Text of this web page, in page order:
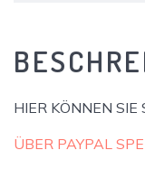
HIER KÖNNEN SIE
ÜBER PAYPAL